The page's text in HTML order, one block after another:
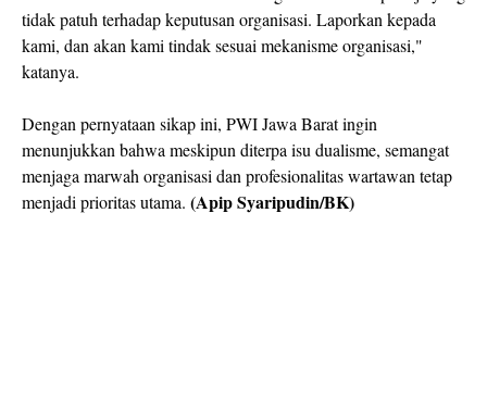
tidak patuh terhadap keputusan organisasi. Laporkan kepada
kami, dan akan kami tindak sesuai mekanisme organisasi,"
katanya.
Dengan pernyataan sikap ini, PWI Jawa Barat ingin
menunjukkan bahwa meskipun diterpa isu dualisme, semangat
menjaga marwah organisasi dan profesionalitas wartawan tetap
menjadi prioritas utama. (Apip Syaripudin/BK)